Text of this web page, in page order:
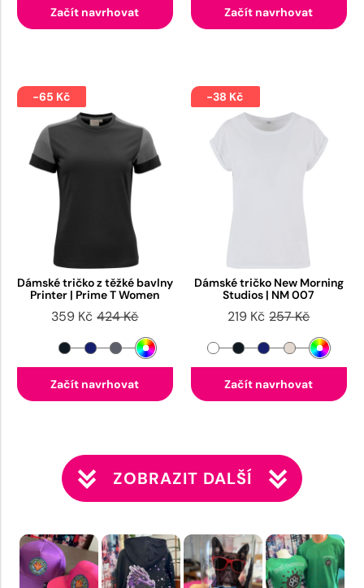
Začít navrhovat Začít navrhovat
-65 Kč
Dámské tričko z těžké bavlny
Printer | Prime T Women
359 Kč 424 Kč
Začít navrhovat
-38 Kč
Dámské tričko New Morning
Studios | NM 007
219 Kč 257 Kč
Začít navrhovat
ZOBRAZIT DALŠÍ